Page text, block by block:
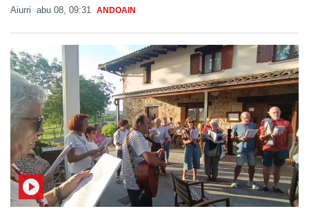
Aiurri abu 08, 09:31 ANDOAIN